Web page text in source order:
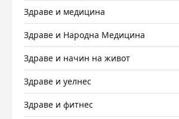
Здраве и медицина
Здраве и Народна Медицина
Здраве и начин на живот
Здраве и уелнес
Здраве и фитнес